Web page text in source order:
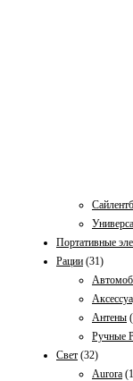
Портативные
Рации (31)
Антены
Ручные
Свет (32)
Aurora